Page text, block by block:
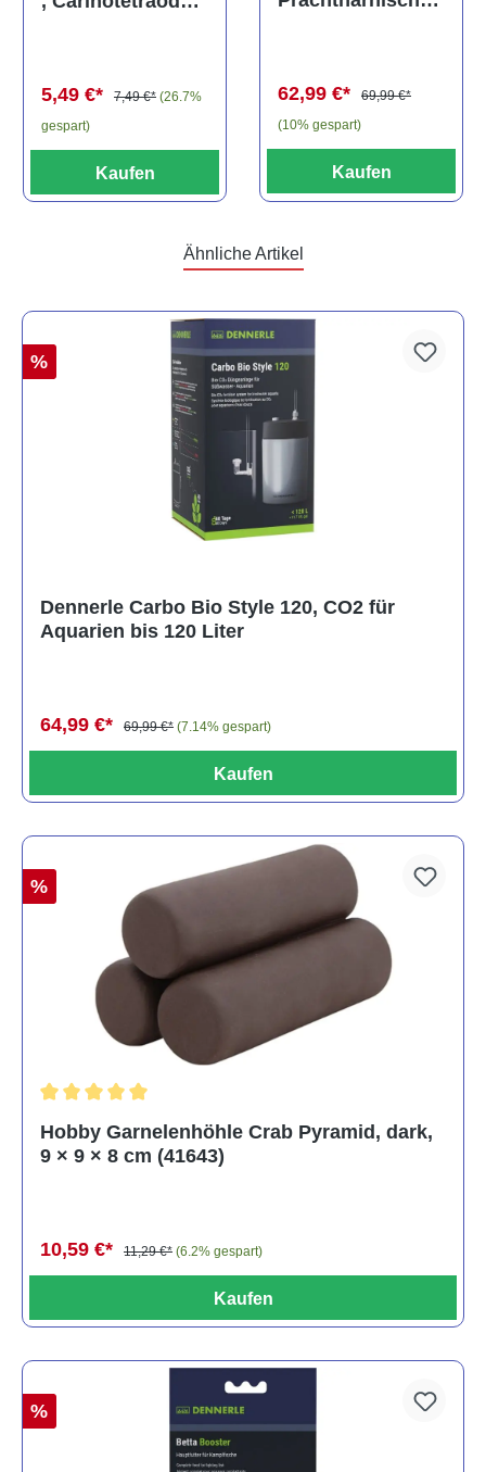
5,49 €* 7,49 €* (26.7%
gespart)
Kaufen
62,99 €*
69,99 €*
(10% gespart)
Kaufen
Ähnliche Artikel
%
Dennerle Carbo Bio Style 120, CO2 für
Aquarien bis 120 Liter
64,99 €* 69,99 €* (7.14% gespart)
Kaufen
%
Hobby Garnelenhöhle Crab Pyramid, dark,
9 × 9 × 8 cm (41643)
10,59 €* 11,29 €* (6.2% gespart)
Kaufen
%